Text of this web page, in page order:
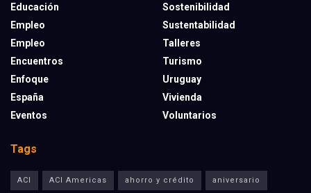
Educación
Empleo
Empleo
Encuentros
Enfoque
España
Eventos
Sostenibilidad
Sustentabilidad
Talleres
Turismo
Uruguay
Vivienda
Voluntarios
Tags
ACI ACI Americas ahorro y crédito aniversario